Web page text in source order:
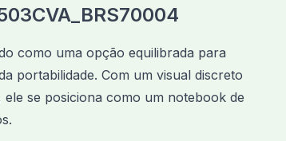
como uma opção equilibrada para
portabilidade. Com um visual discreto
se posiciona como um notebook de